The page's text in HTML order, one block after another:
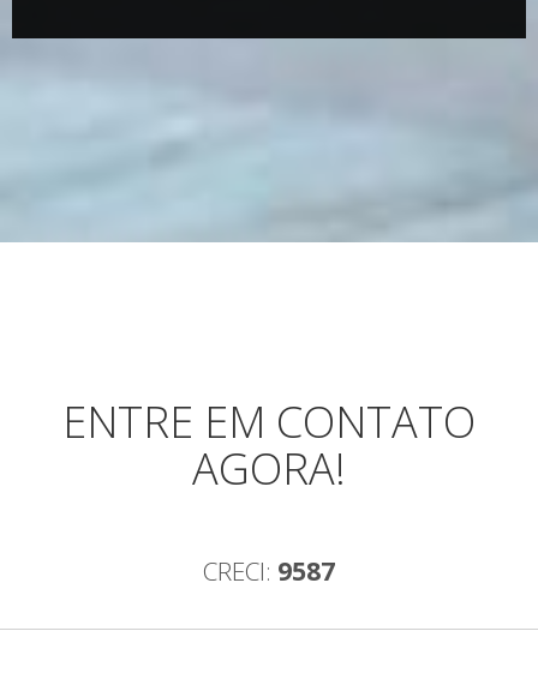
ENTRE EM CONTATO
AGORA!
CRECI: 9587